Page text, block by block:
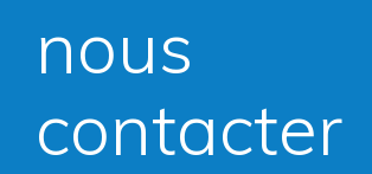
le
Facebook
le
Instagram
nous
contacter